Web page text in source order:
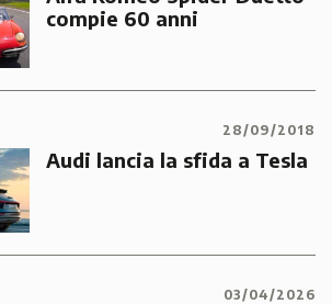
compie 60 anni
28/09/2018
Audi lancia la sfida a Tesla
03/04/2026